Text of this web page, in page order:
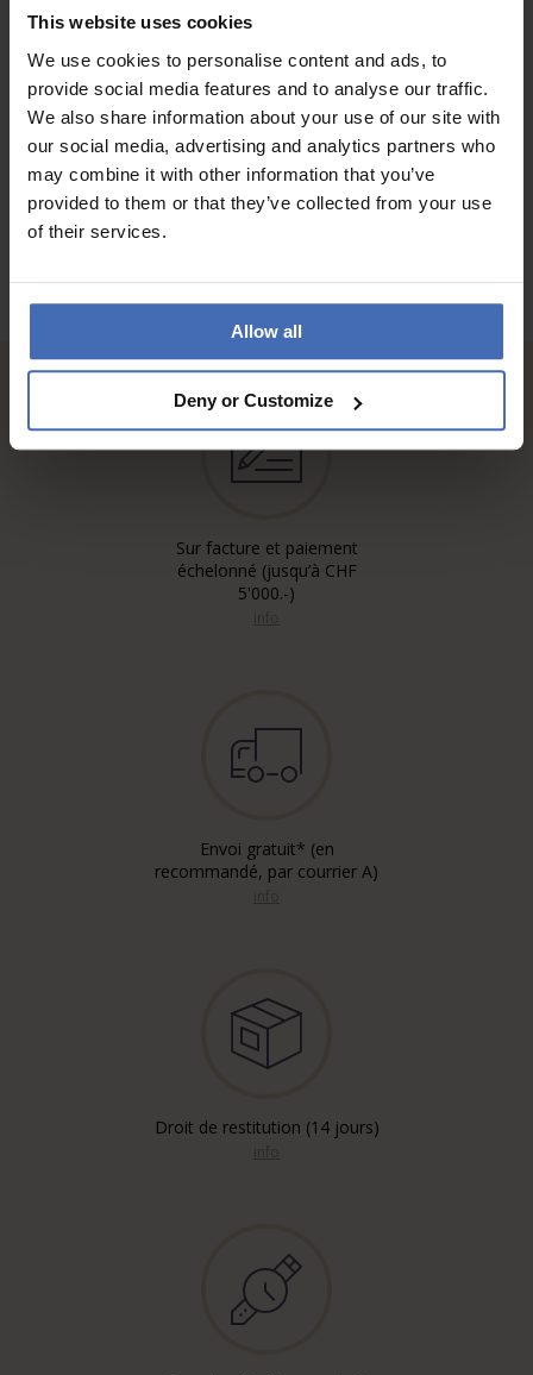
This website uses cookies
We use cookies to personalise content and ads, to
provide social media features and to analyse our traffic.
We also share information about your use of our site with
our social media, advertising and analytics partners who
may combine it with other information that you’ve
provided to them or that they’ve collected from your use
of their services.
Allow all
Deny or Customize
Die Schmetterlinge wechseln die Farbe ;-) Der Versand war
AUX AVIS DES CLIENTS
Sur facture et paiement
échelonné (jusqu’à CHF
5'000.-)
Envoi gratuit* (en
recommandé, par courrier A)
Droit de restitution (14 jours)